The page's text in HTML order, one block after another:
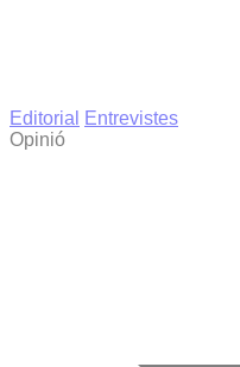
Editorial
Entrevistes
Opinió